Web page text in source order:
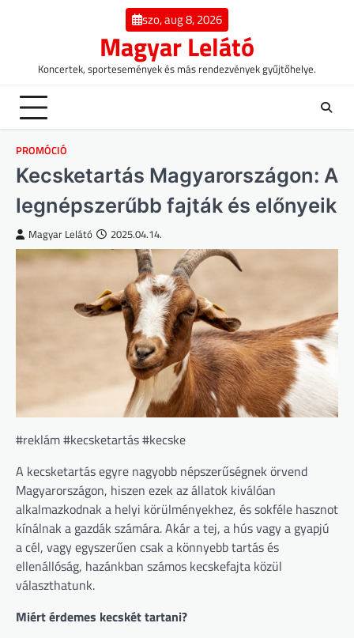
szo, aug 8, 2026
Magyar Lelátó
Koncertek, sportesemények és más rendezvények gyűjtőhelye.
PROMÓCIÓ
Kecsketartás Magyarországon: A
legnépszerűbb fajták és előnyeik
Magyar Lelátó 2025.04.14.
#reklám #kecsketartás #kecske
A kecsketartás egyre nagyobb népszerűségnek örvend
Magyarországon, hiszen ezek az állatok kiválóan
alkalmazkodnak a helyi körülményekhez, és sokféle hasznot
kínálnak a gazdák számára. Akár a tej, a hús vagy a gyapjú
a cél, vagy egyszerűen csak a könnyebb tartás és
ellenállóság, hazánkban számos kecskefajta közül
választhatunk.
Miért érdemes kecskét tartani?